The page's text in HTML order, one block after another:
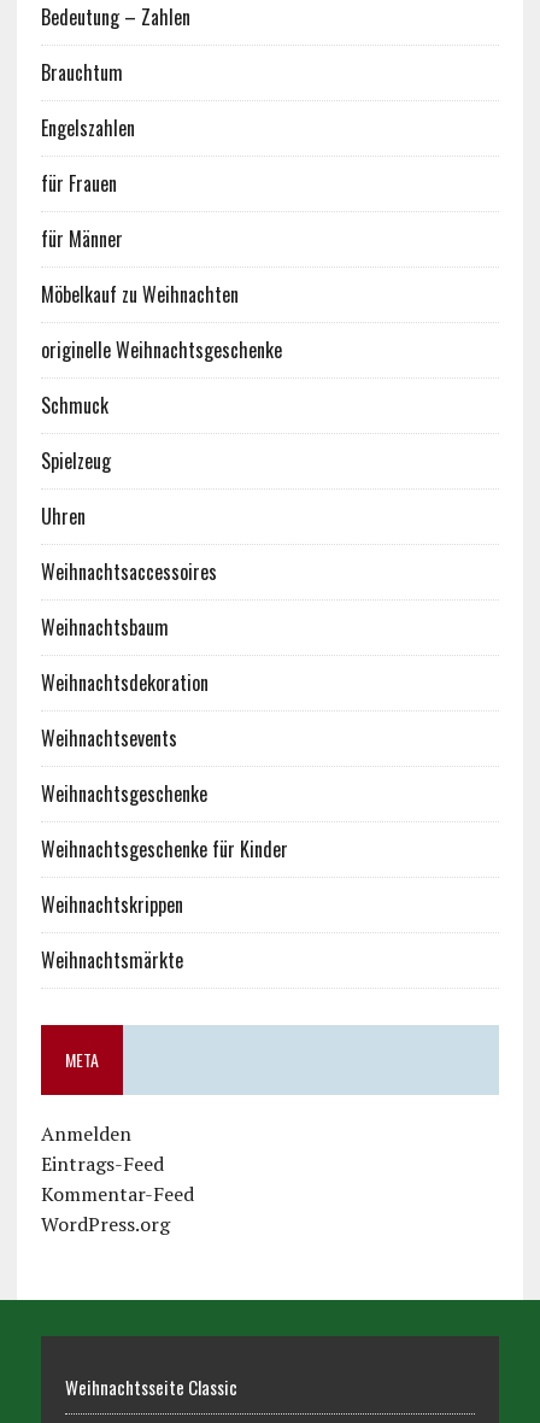
Bedeutung – Zahlen
Brauchtum
Engelszahlen
für Frauen
für Männer
Möbelkauf zu Weihnachten
originelle Weihnachtsgeschenke
Schmuck
Spielzeug
Uhren
Weihnachtsaccessoires
Weihnachtsbaum
Weihnachtsdekoration
Weihnachtsevents
Weihnachtsgeschenke
Weihnachtsgeschenke für Kinder
Weihnachtskrippen
Weihnachtsmärkte
META
Anmelden
Eintrags-Feed
Kommentar-Feed
WordPress.org
Weihnachtsseite Classic